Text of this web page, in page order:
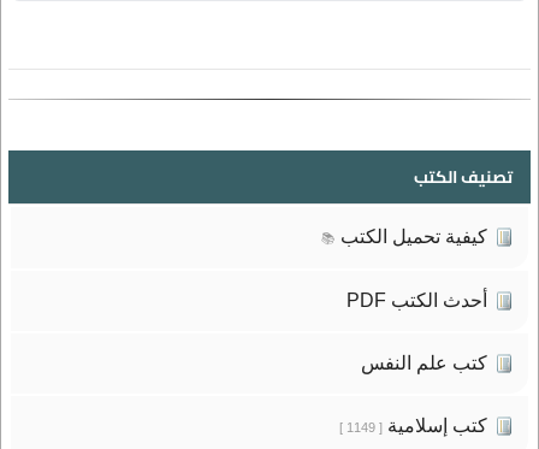
تصنيف الكتب
كيفية تحميل الكتب 📚
أحدث الكتب PDF
كتب علم النفس
كتب إسلامية[ 1149 ]